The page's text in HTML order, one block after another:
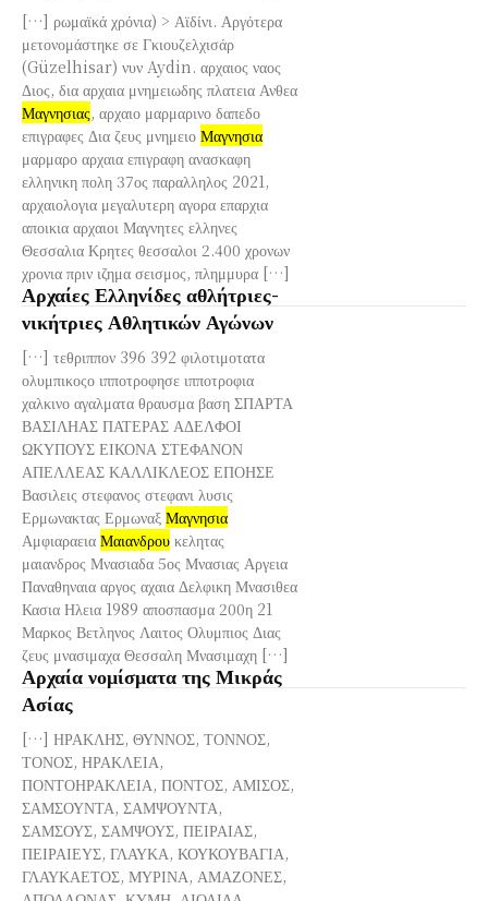
[…] ρωμαϊκά χρόνια) > Αϊδίνι. Αργότερα
μετονομάστηκε σε Γκιουζελχισάρ
(Güzelhisar) νυν Aydin. αρχαιος ναος
Διος, δια αρχαια μνημειωδης πλατεια Ανθεα
Μαγνησιας, αρχαιο μαρμαρινο δαπεδο
επιγραφες Δια ζευς μνημειο Μαγνησια
μαρμαρο αρχαια επιγραφη ανασκαφη
ελληνικη πολη 37ος παραλληλος 2021,
αρχαιολογια μεγαλυτερη αγορα επαρχια
αποικια αρχαιοι Μαγνητες ελληνες
Θεσσαλια Κρητες θεσσαλοι 2.400 χρονων
χρονια πριν ιζημα σεισμος, πλημμυρα […]
Αρχαίες Ελληνίδες αθλήτριες-
νικήτριες Αθλητικών Αγώνων
[…] τεθριππον 396 392 φιλοτιμοτατα
ολυμπικοςο ιπποτροφησε ιπποτροφια
χαλκινο αγαλματα θραυσμα βαση ΣΠΑΡΤΑ
ΒΑΣΙΛΗΑΣ ΠΑΤΕΡΑΣ ΑΔΕΛΦΟΙ
ΩΚΥΠΟΥΣ ΕΙΚΟΝΑ ΣΤΕΦΑΝΟΝ
ΑΠΕΛΛΕΑΣ ΚΑΛΛΙΚΛΕΟΣ ΕΠΟΗΣΕ
Βασιλεις στεφανος στεφανι λυσις
Ερμωνακτας Ερμωναξ Μαγνησια
Αμφιαραεια Μαιανδρου κελητας
μαιανδρος Μνασιαδα 5ος Μνασιας Αργεια
Παναθηναια αργος αχαια Δελφικη Μνασιθεα
Κασια Ηλεια 1989 αποσπασμα 200η 21
Μαρκος Βετληνος Λαιτος Ολυμπιος Διας
ζευς μνασιμαχα Θεσσαλη Μνασιμαχη […]
Αρχαία νομίσματα της Μικράς
Ασίας
[…] ΗΡΑΚΛΗΣ, ΘΥΝΝΟΣ, ΤΟΝΝΟΣ,
ΤΟΝΟΣ, ΗΡΑΚΛΕΙΑ,
ΠΟΝΤΟΗΡΑΚΛΕΙΑ, ΠΟΝΤΟΣ, ΑΜΙΣΟΣ,
ΣΑΜΣΟΥΝΤΑ, ΣΑΜΨΟΥΝΤΑ,
ΣΑΜΣΟΥΣ, ΣΑΜΨΟΥΣ, ΠΕΙΡΑΙΑΣ,
ΠΕΙΡΑΙΕΥΣ, ΓΛΑΥΚΑ, ΚΟΥΚΟΥΒΑΓΙΑ,
ΓΛΑΥΚΑΕΤΟΣ, ΜΥΡΙΝΑ, ΑΜΑΖΟΝΕΣ,